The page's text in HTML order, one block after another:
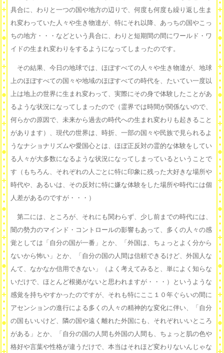
具合に、わりと一つの国や地方の辺りで、何度も何度も繰り返し生ま
れ変わっていた人々や生き物達が、特にそれ以降、あっちの国やこっ
ちの地方・・・などという具合に、わりと短期間の間にワールド・ワ
イドの生まれ変わりをするようになってしまったのです。
その結果、今日の地球では、ほぼすべての人々や生き物達が、地球
上のほぼすべての国々や地域のほぼすべての時代を、たいてい一度以
上は地上の世界に生まれ変わって、実際にその身で体験したことがあ
るような状況になってしまったので（霊界では時間が関係ないので、
何らかの原因で、未来から過去の時代への生まれ変わりも起きること
があります）、現代の世界は、時折、一部の国々や民族で見られるよ
うなナショナリズムや愛国心とは、ほぼ正反対の霊的な体験をしてい
る人々が大多数になるような状況になってしまっているということで
す（もちろん、それぞれの人ごとに特に印象に残った大好きな場所や
時代や、あるいは、その反対に特に嫌な体験をした場所や時代には個
人差があるのですが・・・）
第二には、ところが、それにも関わらず、少し前までの時代には、
闇の勢力のマインド・コントロールの影響もあって、多くの人々の感
覚としては「自分の国が一番」とか、「外国は、ちょっとよく分から
ないから怖い」とか、「自分の国の人間は信頼できるけど、外国人な
んて、なかなか信用できない」（よく考えてみると、単によく知らな
いだけで、ほとんど根拠がないと思われますが・・・）というような
感覚を持ちやすかったのですが、それも特にここ１０年ぐらいの間に
アセンションの進行による多くの人々の精神的な変化に伴い、「自分
の国もいいけど、隣の国や遠く離れた外国にも、それぞれいいところ
がある」とか、「自分の国の人間も外国の人間も、ちょっと肌の色や
格好や言葉や性格が違うだけで、本当はそれほど変わりないんじゃな